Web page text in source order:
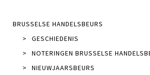
BRUSSELSE HANDELSBEURS
>
GESCHIEDENIS
>
NOTERINGEN BRUSSELSE
>
NIEUWJAARSBEURS